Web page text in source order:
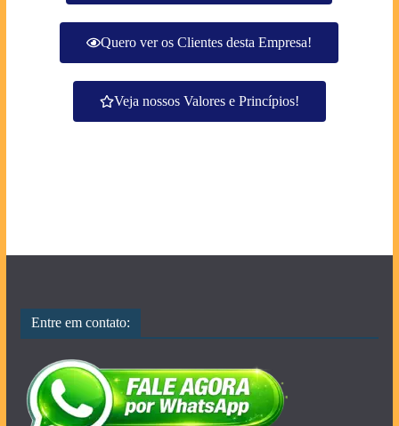
Quero ver os Clientes desta Empresa!
Veja nossos Valores e Princípios!
Entre em contato: